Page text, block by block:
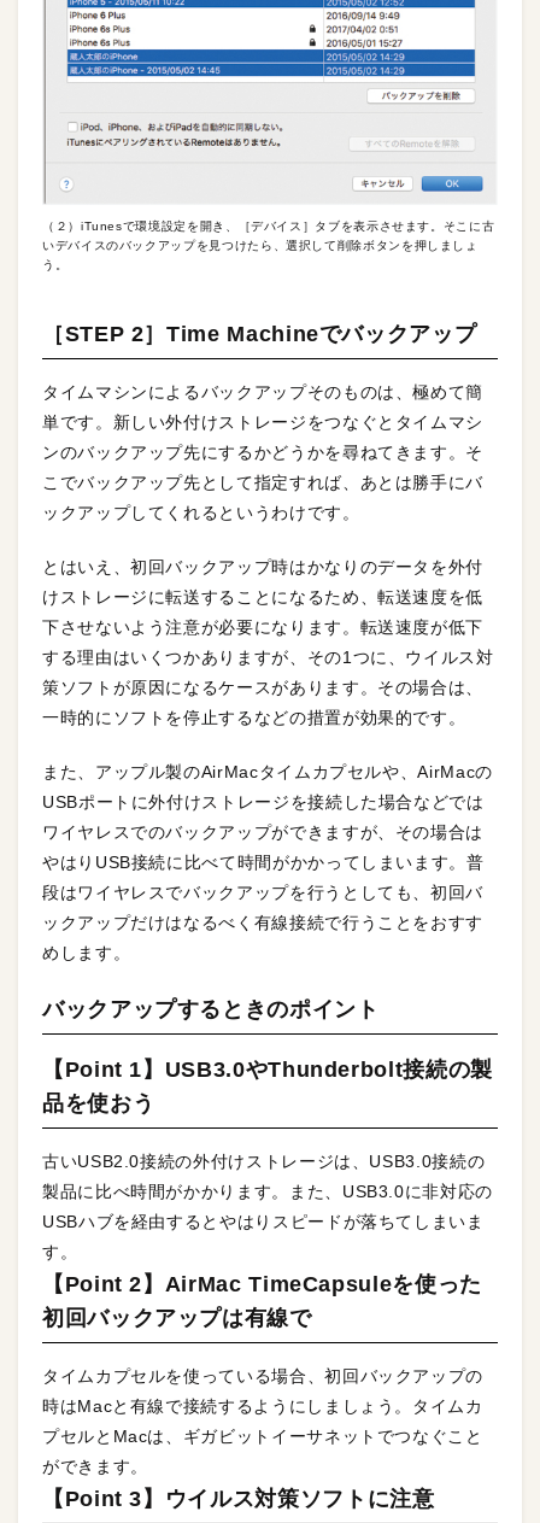
（２）iTunesで環境設定を開き、［デバイス］タブを表示させます。そこに古
いデバイスのバックアップを見つけたら、選択して削除ボタンを押しましょ
う。
［STEP 2］Time Machineでバックアップ
タイムマシンによるバックアップそのものは、極めて簡
単です。新しい外付けストレージをつなぐとタイムマシ
ンのバックアップ先にするかどうかを尋ねてきます。そ
こでバックアップ先として指定すれば、あとは勝手にバ
ックアップしてくれるというわけです。
とはいえ、初回バックアップ時はかなりのデータを外付
けストレージに転送することになるため、転送速度を低
下させないよう注意が必要になります。転送速度が低下
する理由はいくつかありますが、その1つに、ウイルス対
策ソフトが原因になるケースがあります。その場合は、
一時的にソフトを停止するなどの措置が効果的です。
また、アップル製のAirMacタイムカプセルや、AirMacの
USBポートに外付けストレージを接続した場合などでは
ワイヤレスでのバックアップができますが、その場合は
やはりUSB接続に比べて時間がかかってしまいます。普
段はワイヤレスでバックアップを行うとしても、初回バ
ックアップだけはなるべく有線接続で行うことをおすす
めします。
バックアップするときのポイント
【Point 1】USB3.0やThunderbolt接続の製
品を使おう
古いUSB2.0接続の外付けストレージは、USB3.0接続の
製品に比べ時間がかかります。また、USB3.0に非対応の
USBハブを経由するとやはりスピードが落ちてしまいま
す。
【Point 2】AirMac TimeCapsuleを使った
初回バックアップは有線で
タイムカプセルを使っている場合、初回バックアップの
時はMacと有線で接続するようにしましょう。タイムカ
プセルとMacは、ギガビットイーサネットでつなぐこと
ができます。
【Point 3】ウイルス対策ソフトに注意